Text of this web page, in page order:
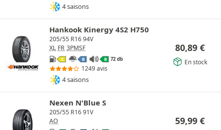
4 saisons
Hankook Kinergy 4S2 H750
205/55 R16 94V
XL FR 3PMSF
C B B 72 db
1249 avis
4 saisons
80,89 €
En stock
Nexen N'Blue S
205/55 R16 91V
AO
59,99 €